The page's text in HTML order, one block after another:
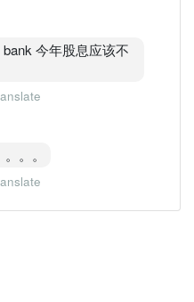
今年股息应该不
。。